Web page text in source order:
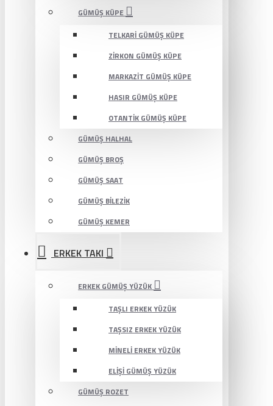
GÜMÜŞ KÜPE
TELKARI GÜMÜŞ KÜPE
ZIRKON GÜMÜŞ KÜPE
MARKAZIT GÜMÜŞ KÜPE
HASIR GÜMÜŞ KÜPE
OTANTIK GÜMÜŞ KÜPE
GÜMÜŞ HALHAL
GÜMÜŞ BROŞ
GÜMÜŞ SAAT
GÜMÜŞ BILEZIK
GÜMÜŞ KEMER
ERKEK TAKI
ERKEK GÜMÜŞ YÜZÜK
TAŞLI ERKEK YÜZÜK
TAŞSIZ ERKEK YÜZÜK
MINELI ERKEK YÜZÜK
ELIŞI GÜMÜŞ YÜZÜK
GÜMÜŞ ROZET